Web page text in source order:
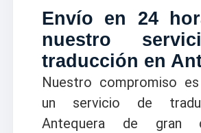
Envío en 24
nuestro
traducción en
Nuestro compromiso
un servicio de
Antequera de gran